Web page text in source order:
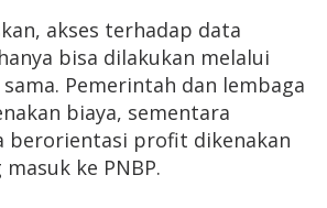
akses terhadap data
bisa dilakukan melalui
Pemerintah dan lembaga
biaya, sementara
berorientasi profit dikenakan
ke PNBP.